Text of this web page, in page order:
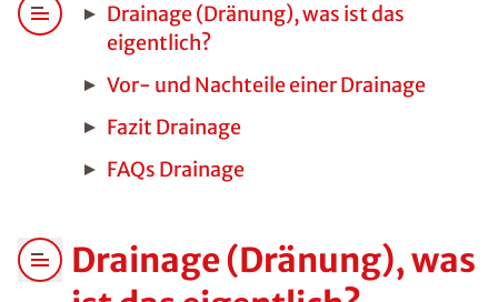
Drainage (Dränung), was ist das
eigentlich?
Vor- und Nachteile einer Drainage
Fazit Drainage
FAQs Drainage
Drainage (Dränung), was